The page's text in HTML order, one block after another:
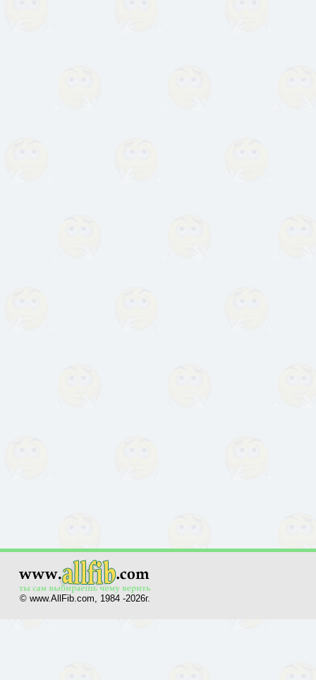
© www.AllFib.com, 1984 -2026г.